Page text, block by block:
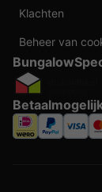
Klachten
Beheer van